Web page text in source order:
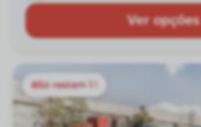
Ver opções
Só restam 1 !